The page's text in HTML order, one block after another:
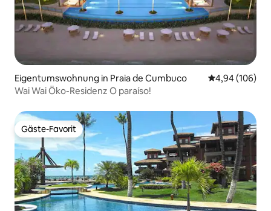
Eigentumswohnung in Praia de Cumbuco
4,94 (106)
Wai Wai Öko-Residenz O paraíso!
Gäste-Favorit
Gäste-Favorit